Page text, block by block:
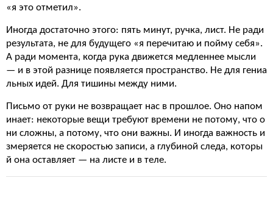
«я это отметил».
Иногда достаточно этого: пять минут, ручка, лист. Не ради
результата, не для будущего «я перечитаю и пойму себя».
А ради момента, когда рука движется медленнее мысли
— и в этой разнице появляется пространство. Не для гениа
льных идей. Для тишины между ними.
Письмо от руки не возвращает нас в прошлое. Оно напом
инает: некоторые вещи требуют времени не потому, что о
ни сложны, а потому, что они важны. И иногда важность и
змеряется не скоростью записи, а глубиной следа, которы
й она оставляет — на листе и в теле.